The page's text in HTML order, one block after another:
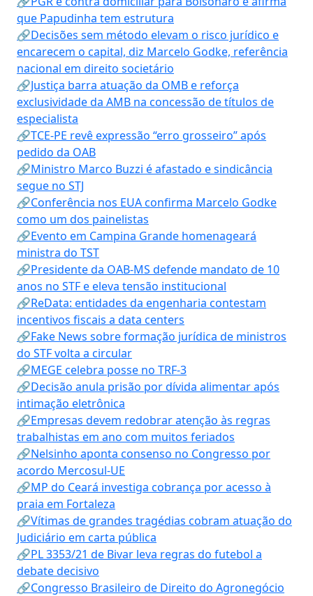
que Papudinha tem estrutura
🔗Decisões sem método elevam o risco jurídico e
encarecem o capital, diz Marcelo Godke, referência
nacional em direito societário
🔗Justiça barra atuação da OMB e reforça
exclusividade da AMB na concessão de títulos de
especialista
🔗TCE-PE revê expressão “erro grosseiro” após
pedido da OAB
🔗Ministro Marco Buzzi é afastado e sindicância
segue no STJ
🔗Conferência nos EUA confirma Marcelo Godke
como um dos painelistas
🔗Evento em Campina Grande homenageará
ministra do TST
🔗Presidente da OAB-MS defende mandato de 10
anos no STF e eleva tensão institucional
🔗ReData: entidades da engenharia contestam
incentivos fiscais a data centers
🔗Fake News sobre formação jurídica de ministros
do STF volta a circular
🔗MEGE celebra posse no TRF-3
🔗Decisão anula prisão por dívida alimentar após
intimação eletrônica
🔗Empresas devem redobrar atenção às regras
trabalhistas em ano com muitos feriados
🔗Nelsinho aponta consenso no Congresso por
acordo Mercosul-UE
🔗MP do Ceará investiga cobrança por acesso à
praia em Fortaleza
🔗Vítimas de grandes tragédias cobram atuação do
Judiciário em carta pública
🔗PL 3353/21 de Bivar leva regras do futebol a
debate decisivo
🔗Congresso Brasileiro de Direito do Agronegócio